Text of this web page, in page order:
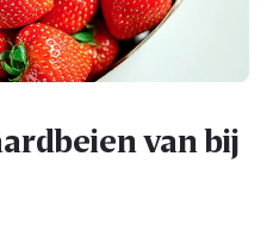
van bij